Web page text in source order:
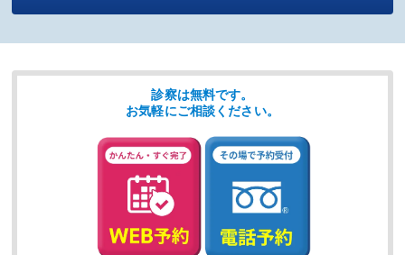
診察は無料です。
お気軽にご相談ください。